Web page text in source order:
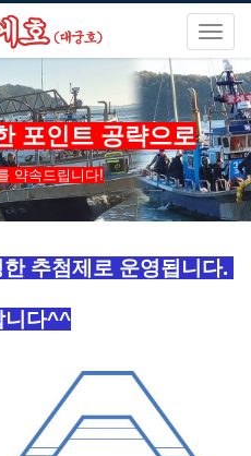
포인트 공략으로
약속드립니다!
추첨제로 운영됩니다.
니다^^